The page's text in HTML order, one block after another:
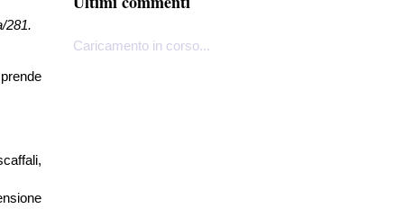
281.
Caricamento in corso...